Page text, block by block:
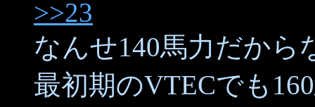
>>23
なんせ140馬力だから
最初期のVTECでも